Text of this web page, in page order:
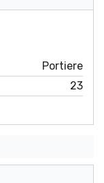
Portiere
23